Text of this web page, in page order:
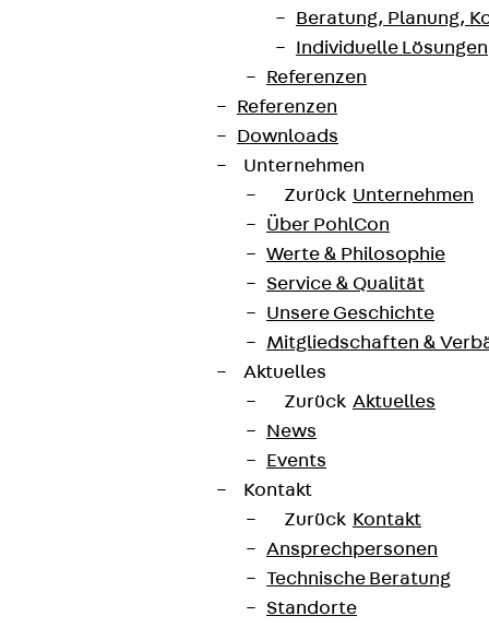
Beratung, Planung,
Individuelle Lösungen
Referenzen
Referenzen
Downloads
Unternehmen
Zurück Unternehmen
Über PohlCon
Werte & Philosophie
Service & Qualität
Unsere Geschichte
Mitgliedschaften &
Aktuelles
Zurück Aktuelles
News
Events
Kontakt
Zurück Kontakt
Ansprechpersonen
Technische Beratung
Standorte